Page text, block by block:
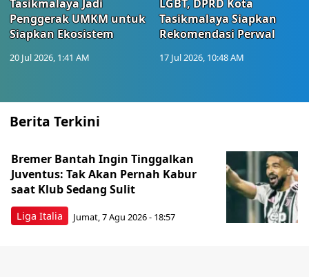
Tasikmalaya Jadi
Penggerak UMKM untuk
Siapkan Ekosistem
20 Jul 2026, 1:41 AM
LGBT, DPRD Kota
Tasikmalaya Siapkan
Rekomendasi Perwal
17 Jul 2026, 10:48 AM
Berita Terkini
Liga Italia
Bremer Bantah Ingin Tinggalkan
Juventus: Tak Akan Pernah Kabur
saat Klub Sedang Sulit
Jumat, 7 Agu 2026 - 18:57